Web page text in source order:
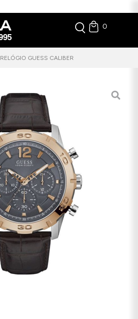
0
RELÓGIO GUESS CALIBER